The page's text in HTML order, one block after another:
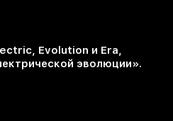
Evolution и Era,
эволюции».